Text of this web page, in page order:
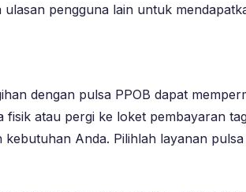
ulasan pengguna lain untuk
dengan pulsa PPOB dapat
atau pergi ke loket pembayaran
Anda. Pilihlah layanan